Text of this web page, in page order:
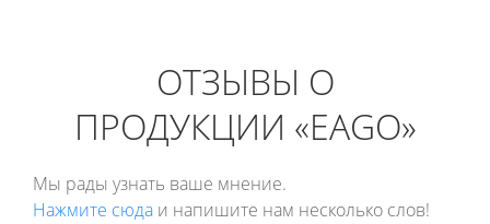
ОТЗЫВЫ О
ПРОДУКЦИИ «EAGO»
Мы рады узнать ваше мнение.
Нажмите сюда и напишите нам несколько слов!